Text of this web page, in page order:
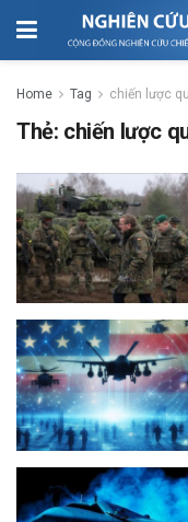
Home Tag chiến lược
Thẻ: chiến lược